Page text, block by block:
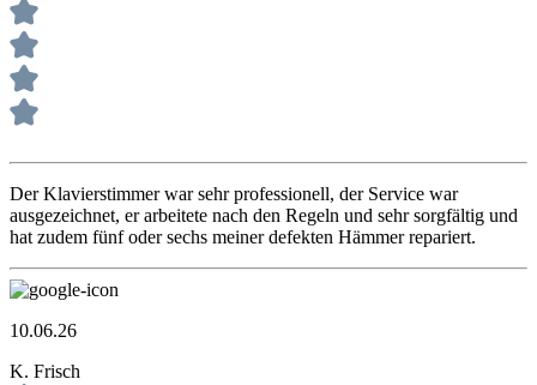
Der Klavierstimmer war sehr professionell, der Service war
ausgezeichnet, er arbeitete nach den Regeln und sehr sorgfältig und
hat zudem fünf oder sechs meiner defekten Hämmer repariert.
10.06.26
K. Frisch